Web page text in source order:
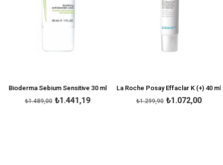
Bioderma Sebium Sensitive 30 ml
₺1.441,19
₺1.489,00
La Roche Posay Effaclar K (+) 40 ml
₺1.072,00
₺1.299,90